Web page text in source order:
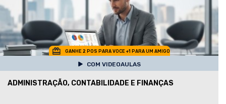
GANHE 2 POS PARA VOCE +1 PARA UM AMIGO
COM VIDEOAULAS
ADMINISTRAÇÃO, CONTABILIDADE E FINANÇAS